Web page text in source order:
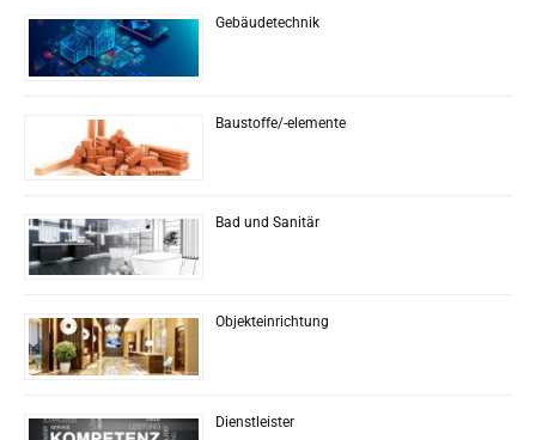
Gebäudetechnik
Baustoffe/-elemente
Bad und Sanitär
Objekteinrichtung
Dienstleister